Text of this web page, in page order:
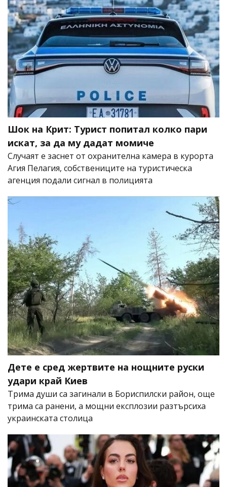
Шок на Крит: Турист попитал колко пари
искат, за да му дадат момиче
Случаят е заснет от охранителна камера в курорта
Агия Пелагия, собствениците на туристическа
агенция подали сигнал в полицията
Дете е сред жертвите на нощните руски
удари край Киев
Трима души са загинали в Бориспилски район, още
трима са ранени, а мощни експлозии разтърсиха
украинската столица